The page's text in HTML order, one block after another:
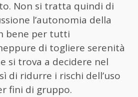
Non si tratta quindi di
l’autonomia della
bene per tutti
di togliere serenità
si trova a decidere nel
di ridurre i rischi dell’uso
fini di gruppo.